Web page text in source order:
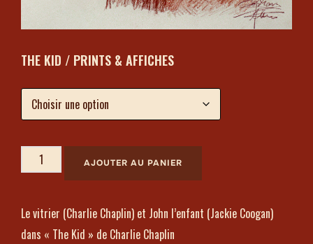
THE KID / PRINTS & AFFICHES
AJOUTER AU PANIER
Le vitrier (Charlie Chaplin) et John l’enfant (Jackie Coogan)
dans « The Kid » de Charlie Chaplin